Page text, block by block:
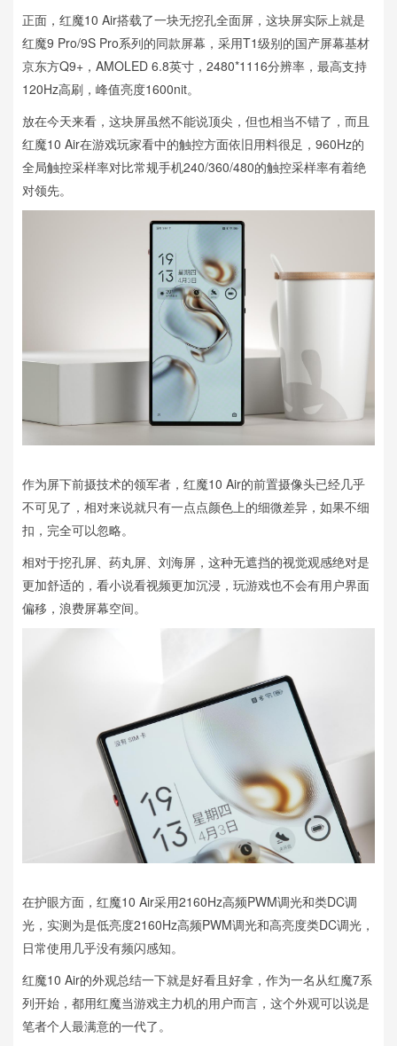
正面，红魔10 Air搭载了一块无挖孔全面屏，这块屏实际上就是
红魔9 Pro/9S Pro系列的同款屏幕，采用T1级别的国产屏幕基材
京东方Q9+，AMOLED 6.8英寸，2480*1116分辨率，最高支持
120Hz高刷，峰值亮度1600nit。
放在今天来看，这块屏虽然不能说顶尖，但也相当不错了，而且
红魔10 Air在游戏玩家看中的触控方面依旧用料很足，960Hz的
全局触控采样率对比常规手机240/360/480的触控采样率有着绝
对领先。
作为屏下前摄技术的领军者，红魔10 Air的前置摄像头已经几乎
不可见了，相对来说就只有一点点颜色上的细微差异，如果不细
扣，完全可以忽略。
相对于挖孔屏、药丸屏、刘海屏，这种无遮挡的视觉观感绝对是
更加舒适的，看小说看视频更加沉浸，玩游戏也不会有用户界面
偏移，浪费屏幕空间。
在护眼方面，红魔10 Air采用2160Hz高频PWM调光和类DC调
光，实测为是低亮度2160Hz高频PWM调光和高亮度类DC调光，
日常使用几乎没有频闪感知。
红魔10 Air的外观总结一下就是好看且好拿，作为一名从红魔7系
列开始，都用红魔当游戏主力机的用户而言，这个外观可以说是
笔者个人最满意的一代了。